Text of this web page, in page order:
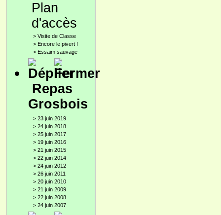
Plan
d'accès
> Visite de Classe
> Encore le pivert !
> Essaim sauvage
Repas
Grosbois
> 23 juin 2019
> 24 juin 2018
> 25 juin 2017
> 19 juin 2016
> 21 juin 2015
> 22 juin 2014
> 24 juin 2012
> 26 juin 2011
> 20 juin 2010
> 21 juin 2009
> 22 juin 2008
> 24 juin 2007